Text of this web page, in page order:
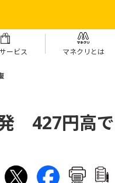
ービス マネクリとは
発 427円高で